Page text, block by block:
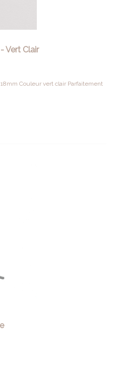
Vert Clair
Couleur vert clair Parfaitement